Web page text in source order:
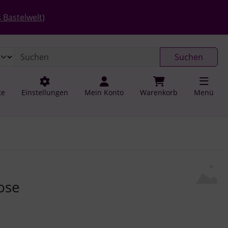
Bastelwelt)
Suchen
Einstellungen Mein Konto Warenkorb Menü
Zum Vergrößern klicken Sie auf das Bild.